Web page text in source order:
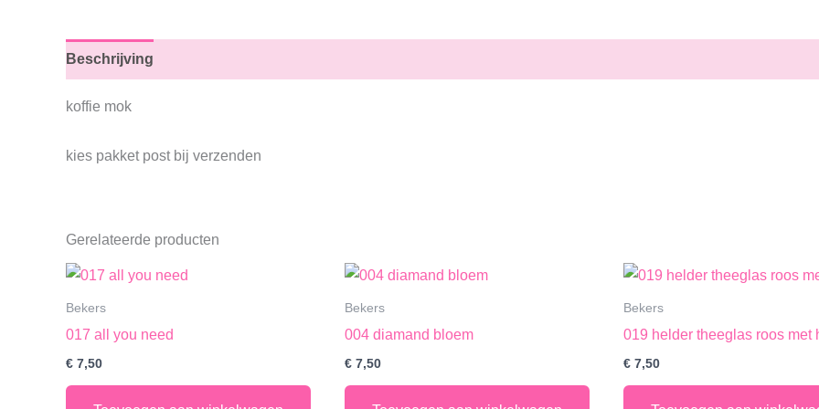
Beschrijving
koffie mok
kies pakket post bij verzenden
Gerelateerde producten
Bekers
017 all you need
€ 7,50
Bekers
004 diamand bloem
€ 7,50
Bekers
019 helder theeglas roos met
€ 7,50